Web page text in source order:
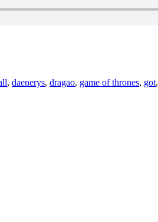
, daenerys, dragao, game of thrones, got,